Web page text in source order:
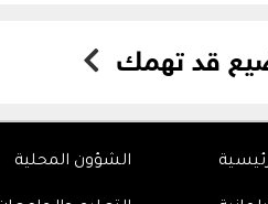
قد تهمك
الشؤون المحلية